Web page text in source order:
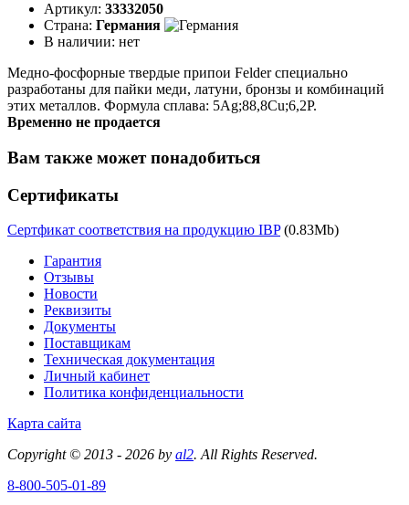
Артикул: 33332050
Страна: Германия
В наличии: нет
Медно-фосфорные твердые припои Felder специально
разработаны для пайки меди, латуни, бронзы и комбинаций
этих металлов. Формула сплава: 5Ag;88,8Cu;6,2P.
Временно не продается
Вам также может понадобиться
Сертификаты
Сертфикат соответствия на продукцию IBP(0.83Mb)
Гарантия
Отзывы
Новости
Реквизиты
Документы
Поставщикам
Техническая документация
Личный кабинет
Политика конфиденциальности
Карта сайта
Copyright © 2013 - 2026 by al2. All Rights Reserved.
8-800-505-01-89